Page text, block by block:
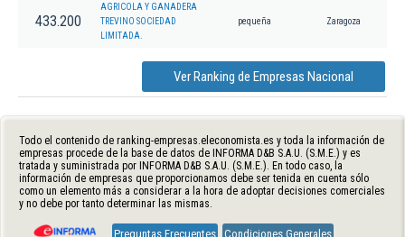
433.200
AGRICOLA Y GANADERA
TREVINO SOCIEDAD
LIMITADA.
pequeña Zaragoza
Ver Ranking de Empresas Nacional
Todo el contenido de ranking-empresas.eleconomista.es y toda la información de
empresas procede de la base de datos de INFORMA D&B S.A.U. (S.M.E.) y es
tratada y suministrada por INFORMA D&B S.A.U. (S.M.E.). En todo caso, la
información de empresas que proporcionamos debe ser tenida en cuenta sólo
como un elemento más a considerar a la hora de adoptar decisiones comerciales
y no debe por tanto determinar las mismas.
Preguntas Frecuentes Condiciones Generales